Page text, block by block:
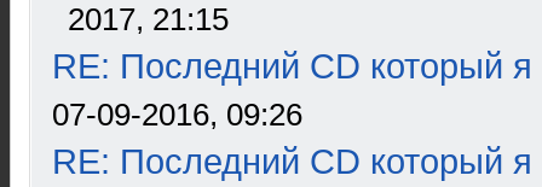
2017, 21:15
RE: Последний CD который я
07-09-2016, 09:26
RE: Последний CD который я